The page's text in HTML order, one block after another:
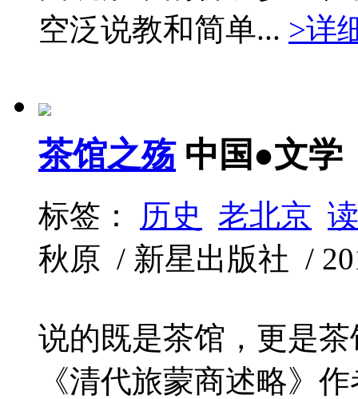
空泛说教和简单... >详
茶馆之殇 中国●文学
标签： 历史 老北京
秋原 / 新星出版社 /
说的既是茶馆，更是
《清代旅蒙商述略》